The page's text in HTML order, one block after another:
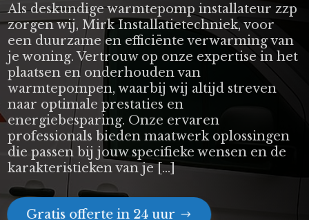
Als deskundige warmtepomp installateur zzp
zorgen wij, Mirk Installatietechniek, voor
een duurzame en efficiënte verwarming van
je woning. Vertrouw op onze expertise in het
plaatsen en onderhouden van
warmtepompen, waarbij wij altijd streven
naar optimale prestaties en
energiebesparing. Onze ervaren
professionals bieden maatwerk oplossingen
die passen bij jouw specifieke wensen en de
karakteristieken van je […]
Gratis offerte in 24 uur